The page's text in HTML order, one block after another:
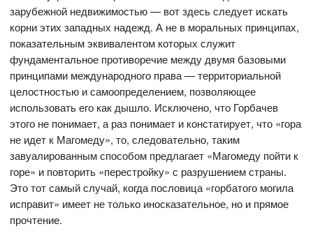
зарубежной недвижимостью — вот здесь следует искать
корни этих западных надежд. А не в моральных принципах,
показательным эквивалентом которых служит
фундаментальное противоречие между двумя базовыми
принципами международного права — территориальной
целостностью и самоопределением, позволяющее
использовать его как дышло. Исключено, что Горбачев
этого не понимает, а раз понимает и констатирует, что «гора
не идет к Магомеду», то, следовательно, таким
завуалированным способом предлагает «Магомеду пойти к
горе» и повторить «перестройку» с разрушением страны.
Это тот самый случай, когда пословица «горбатого могила
исправит» имеет не только иносказательное, но и прямое
прочтение.